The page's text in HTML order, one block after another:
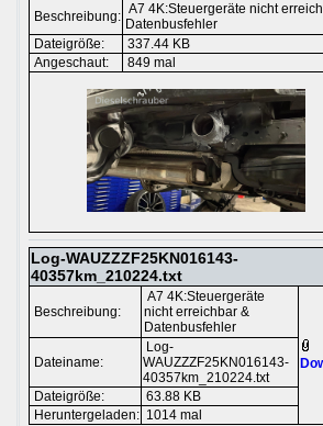
Beschreibung: A7 4K:Steuergeräte nicht
Datenbusfehler
Dateigröße:
337.44 KB
Angeschaut:
849 mal
Log-WAUZZZF25KN016143-
40357km_210224.txt
Beschreibung:
A7 4K:Steuergeräte
nicht erreichbar &
Datenbusfehler
Dateiname:
Log-
WAUZZZF25KN016143-
40357km_210224.txt
Dateigröße:
63.88 KB
Heruntergeladen: 1014 mal